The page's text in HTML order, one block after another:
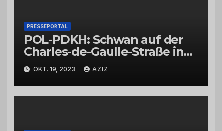
PRESSEPORTAL
POL-PDKH: Schwan auf der
Charles-de-Gaulle-Straße in
Bad Kreuznach beeinflusst
Feierabendverkehr
OKT. 19, 2023 AZIZ